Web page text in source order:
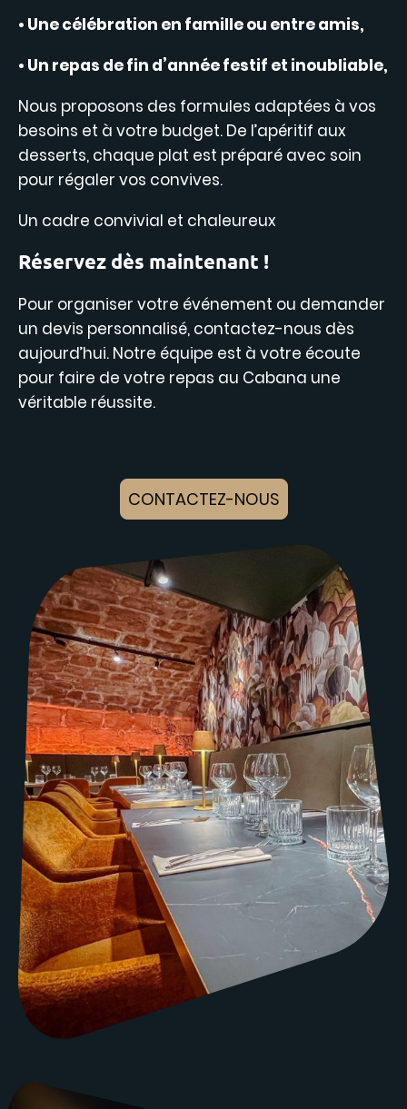
• Une célébration en famille ou entre amis,
• Un repas de fin d’année festif et inoubliable,
Nous proposons des formules adaptées à vos
besoins et à votre budget. De l’apéritif aux
desserts, chaque plat est préparé avec soin
pour régaler vos convives.
Un cadre convivial et chaleureux
Réservez dès maintenant !
Pour organiser votre événement ou demander
un devis personnalisé, contactez-nous dès
aujourd’hui. Notre équipe est à votre écoute
pour faire de votre repas au Cabana une
véritable réussite.
CONTACTEZ-NOUS